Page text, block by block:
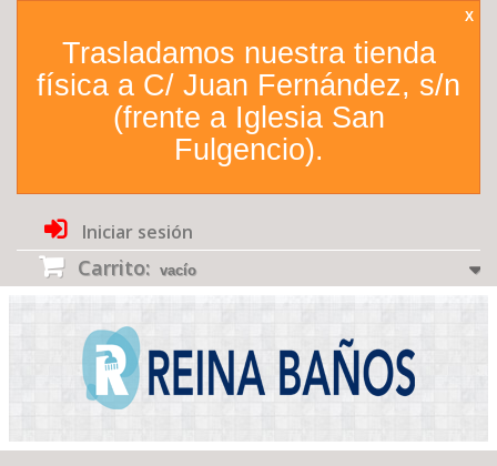
Trasladamos nuestra tienda
física a C/ Juan Fernández, s/n
(frente a Iglesia San
Fulgencio).
X
Iniciar sesión
Carrito: vacío